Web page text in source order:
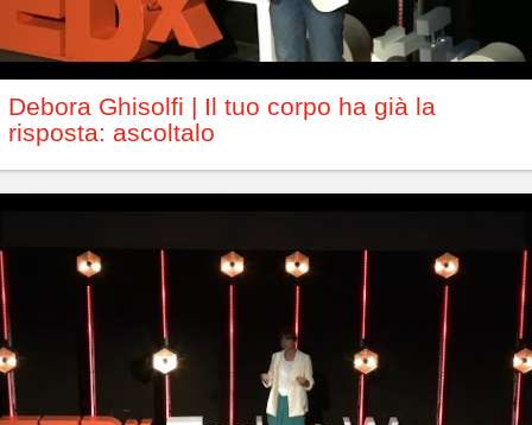
Debora Ghisolfi | Il tuo corpo ha già la
risposta: ascoltalo